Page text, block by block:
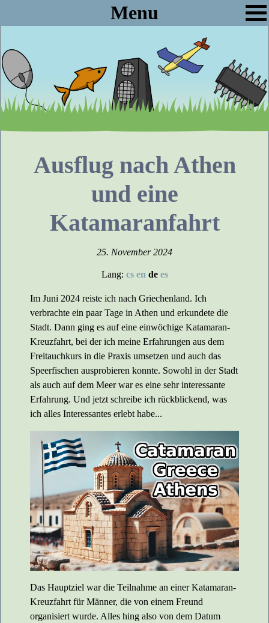
Menu
Ausflug nach Athen
und eine
Katamaranfahrt
25. November 2024
Lang: cs en de es
Im Juni 2024 reiste ich nach Griechenland. Ich
verbrachte ein paar Tage in Athen und erkundete die
Stadt. Dann ging es auf eine einwöchige Katamaran-
Kreuzfahrt, bei der ich meine Erfahrungen aus dem
Freitauchkurs in die Praxis umsetzen und auch das
Speerfischen ausprobieren konnte. Sowohl in der Stadt
als auch auf dem Meer war es eine sehr interessante
Erfahrung. Und jetzt schreibe ich rückblickend, was
ich alles Interessantes erlebt habe...
Das Hauptziel war die Teilnahme an einer Katamaran-
Kreuzfahrt für Männer, die von einem Freund
organisiert wurde. Alles hing also von dem Datum